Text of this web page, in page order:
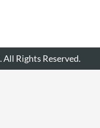
Rights Reserved.